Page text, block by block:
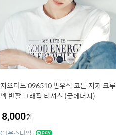
지오다노 096510 변우석 코튼 저지 크루
넥 반팔 그래픽 티셔츠 (굿에너지)
8,000원
CJ온스타일